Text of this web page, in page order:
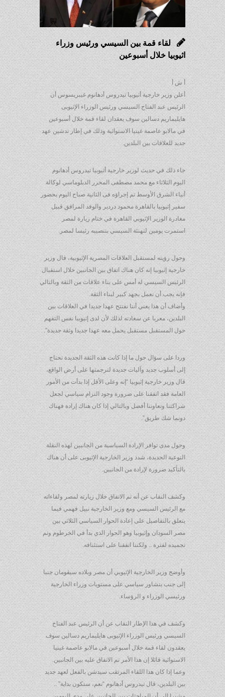
لقاء قمة بين السيسي ورئيس وزراء
اثيوبيا خلال أسبوعين
أ ش أ
أعلن وزير خارجية أثيوبيا تيدروس أدهانوم غيبريسوس أن
الرئيس عبد الفتاح السيسي ورئيس الوزراء الإثيوبى
هايليماريم دسالين سوف يعقدان لقاء قمة خلال أسبوعين
في مالابو عاصمة غينيا الاستوائية وذلك في إطار تدشين عهد
جديد للعلاقات بين البلدين.
جاء ذلك في حديث لوزير خارجية أثيوبيا تيدروس أدهانوم
اليوم الثلاثاء مع محمد مصطفى المحرر الدبلوماسي لوكالة
أنباء الشرق الأوسط تم إجراؤه فى الثانية صباح اليوم بحضور
سفير إثيوبيا بالقاهرة محمود دردير والوفد المرافق قبيل
مغادرة الوزير الإثيوبي القاهرة في ختام زيارة لمصر
استمرت يومين لتهنئة السيسي بتنصيبه رئيسا لمصر.
وحول رؤيته لمستقبل العلاقات المصرية الإثيوبية، قال وزير
خارجية إثيوبيا إنه كان هناك اتفاق بين الجانبين خلال استقبال
الرئيس السيسي له أمس على بناء علاقات من الثقة وبالتالي
فإنه يجب أن نعمل بجهد كبير لبناء الثقة.
وأضاف أن هذا يعني أننا نفتتح عهدا جديدا في العلاقات بين
البلدين، معربا عن سعادته لذلك لأن لدى إثيوبيا نفس التفهم
حول المستقبل مستقبل يحمل معه عهدا جديدا وثقة جديدة”.
وردا على سؤال حول ما إذا كانت هذه الثقة الجديدة تحتاج
إلى أسلوب جديد وآليات جديدة لترجمتها على أرض الواقع،
قال وزير خارجية إثيوبيا “إنه وعلى الأقل إذا بدأت من الأمور
العامة فقد اتفقنا على ضرورة وجود التزام سياسي لجعل
شراكتنا وتعاوننا أفضل وبالتالي إذا كان هناك إرادة فهناك
دونما شك طريق”.
وحول مدى توافر الإرادة السياسية من الجانبين لهذه النقلة
النوعية الجديدة، شدد وزير الخارجية الإثيوبى على أن هناك
بالتأكيد ضرورة لإرادة من الجانبين.
وكشف النقاب عن أنه تم الاتفاق خلال زيارته لمصر ولقاءاته
مع الرئيس السيسي ومع وزير الخارجية نبيل فهمي فيما
يتعلق بالتفاصيل على إعادة الحوار السياسي الثلاثي بين
مصر السودان وإثيوبيا وهو الحوار الذي بدأ في الخرطوم وتم
تجميده لفترة .. ولكننا اتفقنا على استئنافه.
وأوضح وزير الخارجية الإثيوبي أن مصر وبلاده سيقومان جنبا
إلى جنب بتشاور سياسي على مستويات وزراء الخارجية
ورئيسي الوزراء و الرؤساء.
وكشف في هذا الإطار النقاب عن أن الرئيس عبد الفتاح
السيسي ورئيس الوزراء الإثيوبى هايليماريم دسالين سوف
يعقدون لقاء قمة خلال أسبوعين في مالابو عاصمة غينيا
الاستوائية قائلا إن هذا الأمر تم الاتفاق عليه بين الجانبين.
وعما إذا كان هذا اللقاء المرتقب سيدشن بالفعل لعهد جديد
بين البلدين، قال تيدروس أدهانوم “نعم، ستكون بداية” ..